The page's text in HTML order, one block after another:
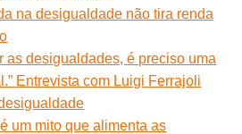
na desigualdade não tira renda
as desigualdades, é preciso uma
Entrevista com Luigi Ferrajoli
um mito que alimenta as